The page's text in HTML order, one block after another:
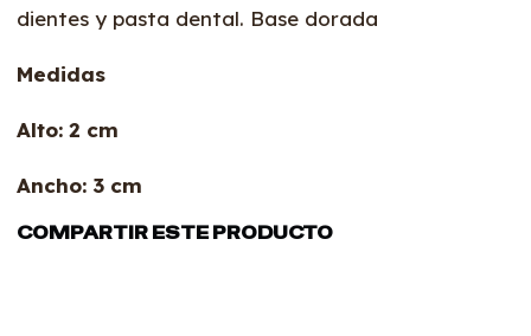
dientes y pasta dental. Base dorada
Medidas
Alto: 2 cm
Ancho: 3 cm
COMPARTIR ESTE PRODUCTO